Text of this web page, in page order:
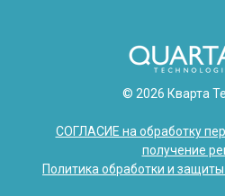
© 2026 Кварта
СОГЛАСИЕ на обработку
получение
Политика обработки и